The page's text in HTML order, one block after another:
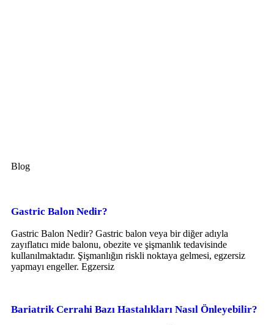
Blog
Gastric Balon Nedir?
Gastric Balon Nedir? Gastric balon veya bir diğer adıyla
zayıflatıcı mide balonu, obezite ve şişmanlık tedavisinde
kullanılmaktadır. Şişmanlığın riskli noktaya gelmesi, egzersiz
yapmayı engeller. Egzersiz
Bariatrik Cerrahi Bazı Hastalıkları Nasıl Önleyebilir?